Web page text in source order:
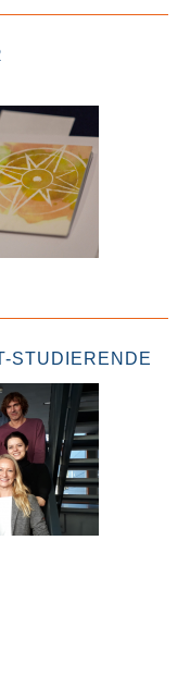
STUDIERENDE